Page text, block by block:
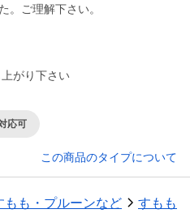
。ご理解下さい。
がり下さい
応可
この商品のタイプについて
もも・プルーンなど すもも